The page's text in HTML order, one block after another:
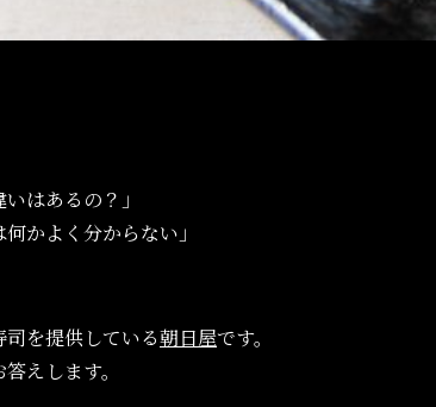
はあるの？」
かよく分からない」
を提供している朝日屋です。
えします。